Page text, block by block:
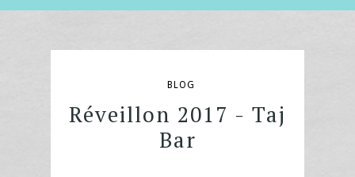
BLOG
Réveillon 2017 - Taj
Bar